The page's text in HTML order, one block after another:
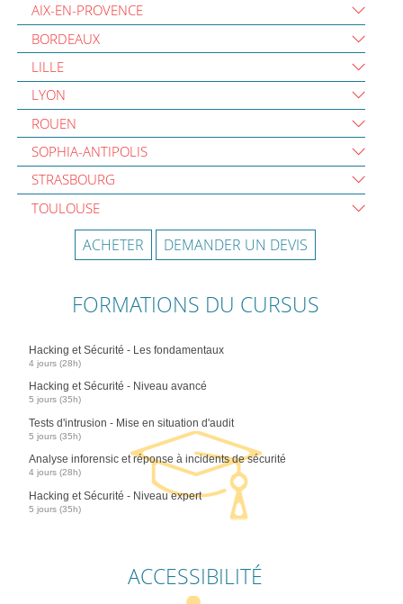
AIX-EN-PROVENCE
BORDEAUX
LILLE
LYON
ROUEN
SOPHIA-ANTIPOLIS
STRASBOURG
TOULOUSE
ACHETER DEMANDER UN DEVIS
FORMATIONS DU CURSUS
Hacking et Sécurité - Les fondamentaux
4 jours (28h)
Hacking et Sécurité - Niveau avancé
5 jours (35h)
Tests d'intrusion - Mise en situation d'audit
5 jours (35h)
Analyse inforensic et réponse à incidents de sécurité
4 jours (28h)
Hacking et Sécurité - Niveau expert
5 jours (35h)
ACCESSIBILITÉ